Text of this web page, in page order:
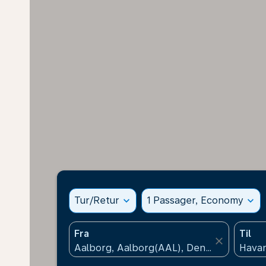
Tur/Retur expand_more 1 Passager, Economy expand_more
Fra
close
Til